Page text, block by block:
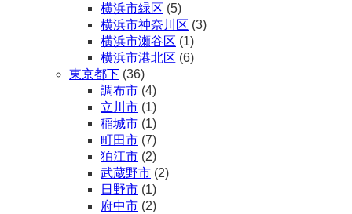
横浜市緑区 (5)
横浜市神奈川区 (3)
横浜市瀬谷区 (1)
横浜市港北区 (6)
東京都下 (36)
調布市 (4)
立川市 (1)
稲城市 (1)
町田市 (7)
狛江市 (2)
武蔵野市 (2)
日野市 (1)
府中市 (2)